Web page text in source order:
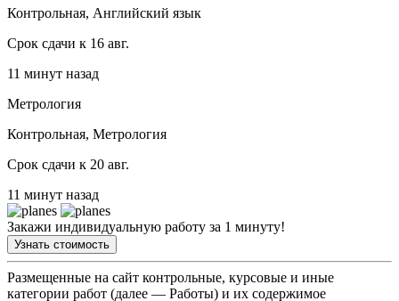
Контрольная, Английский язык
Срок сдачи к 16 авг.
11 минут назад
Метрология
Контрольная, Метрология
Срок сдачи к 20 авг.
11 минут назад
Закажи индивидуальную работу за 1 минуту!
Узнать стоимость
Размещенные на сайт контрольные, курсовые и иные
категории работ (далее — Работы) и их содержимое